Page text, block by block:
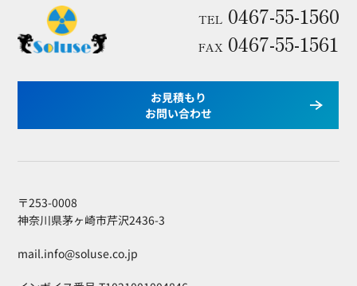
TEL 0467-55-1560
FAX 0467-55-1561
お見積もり
お問い合わせ
〒253-0008
神奈川県茅ヶ崎市芹沢2436-3
mail.info@soluse.co.jp